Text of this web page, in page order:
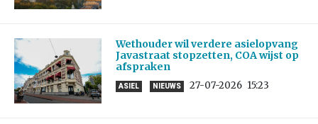
Wethouder wil verdere asielopvang
Javastraat stopzetten, COA wijst op
afspraken
ASIEL NIEUWS 27-07-2026 15:23